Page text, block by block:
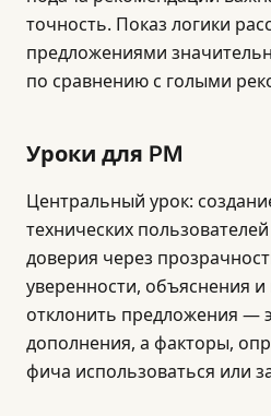
точность. Показ логики
предложениями
по сравнению с голыми
Уроки для PM
Центральный урок:
технических
доверия через
уверенности, объяснения
отклонить предложения —
дополнения, а факторы,
фича использоваться или